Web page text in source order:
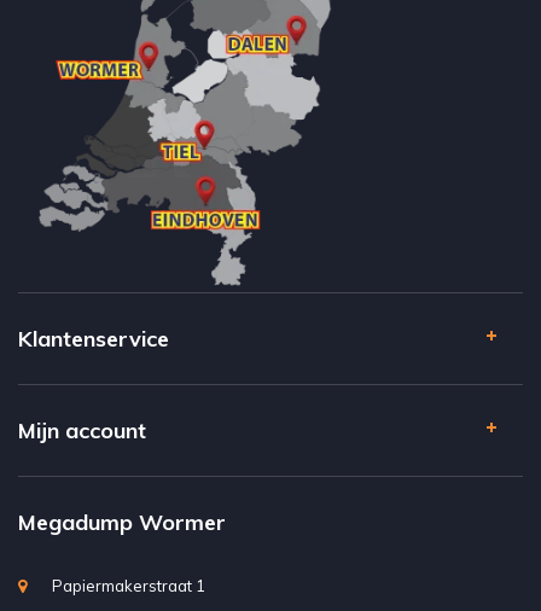
Klantenservice
Mijn account
Megadump Wormer
Papiermakerstraat 1